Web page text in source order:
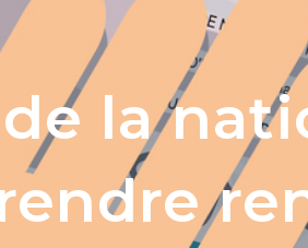
la